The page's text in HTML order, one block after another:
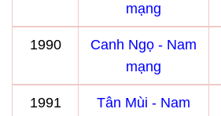
mạng
1990
Canh Ngọ - Nam
mạng
1991
Tân Mùi - Nam